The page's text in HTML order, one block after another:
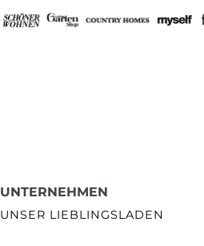
UNTERNEHMEN
UNSER LIEBLINGSLADEN